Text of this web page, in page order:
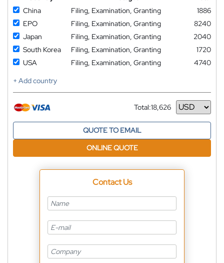
China
Filing, Examination, Granting
1886
EPO
Filing, Examination, Granting
8240
Japan
Filing, Examination, Granting
2040
South Korea
Filing, Examination, Granting
1720
USA
Filing, Examination, Granting
4740
+ Add country
Total:18,626
Currency
QUOTE TO EMAIL
ONLINE QUOTE
Contact Us